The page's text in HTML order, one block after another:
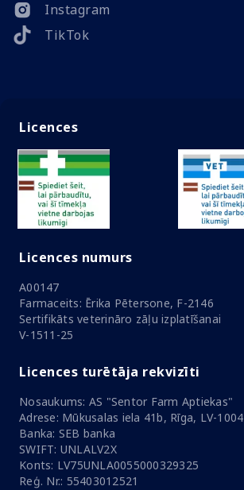
Instagram
TikTok
Licences
Licences numurs
A00147
Farmaceits: Ērika Pētersone, F-2146
Sertifikāts veterināro zāļu izplatīšanai
V-1511-25
Licences turētāja rekvizīti
Nosaukums: AS "Sentor Farm Aptiekas"
Adrese: Mūkusalas iela 41b, Rīga, LV-1004
Banka: SEB banka
SWIFT: UNLALV2X
Konts: LV75UNLA0055000329325
Reģ. Nr.: 55403012521